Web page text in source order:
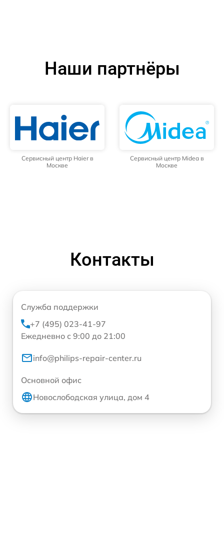
Наши партнёры
Сервисный центр Haier в
Москве
Сервисный центр Midea в
Москве
Контакты
Служба поддержки
+7 (495) 023-41-97
Ежедневно с 9:00 до 21:00
info@philips-repair-center.ru
Основной офис
Новослободская улица, дом 4